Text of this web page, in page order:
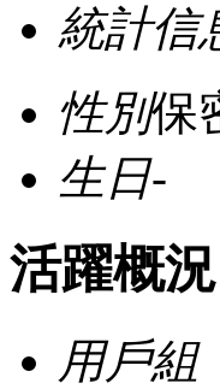
統計信
性別保
生日-
活躍概況
用戶組